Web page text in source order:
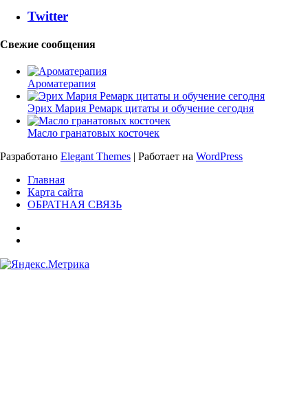
Twitter
Свежие сообщения
Ароматерапия
Эрих Мария Ремарк цитаты и обучение сегодня
Масло гранатовых косточек
Разработано Elegant Themes | Работает на WordPress
Главная
Карта сайта
ОБРАТНАЯ СВЯЗЬ